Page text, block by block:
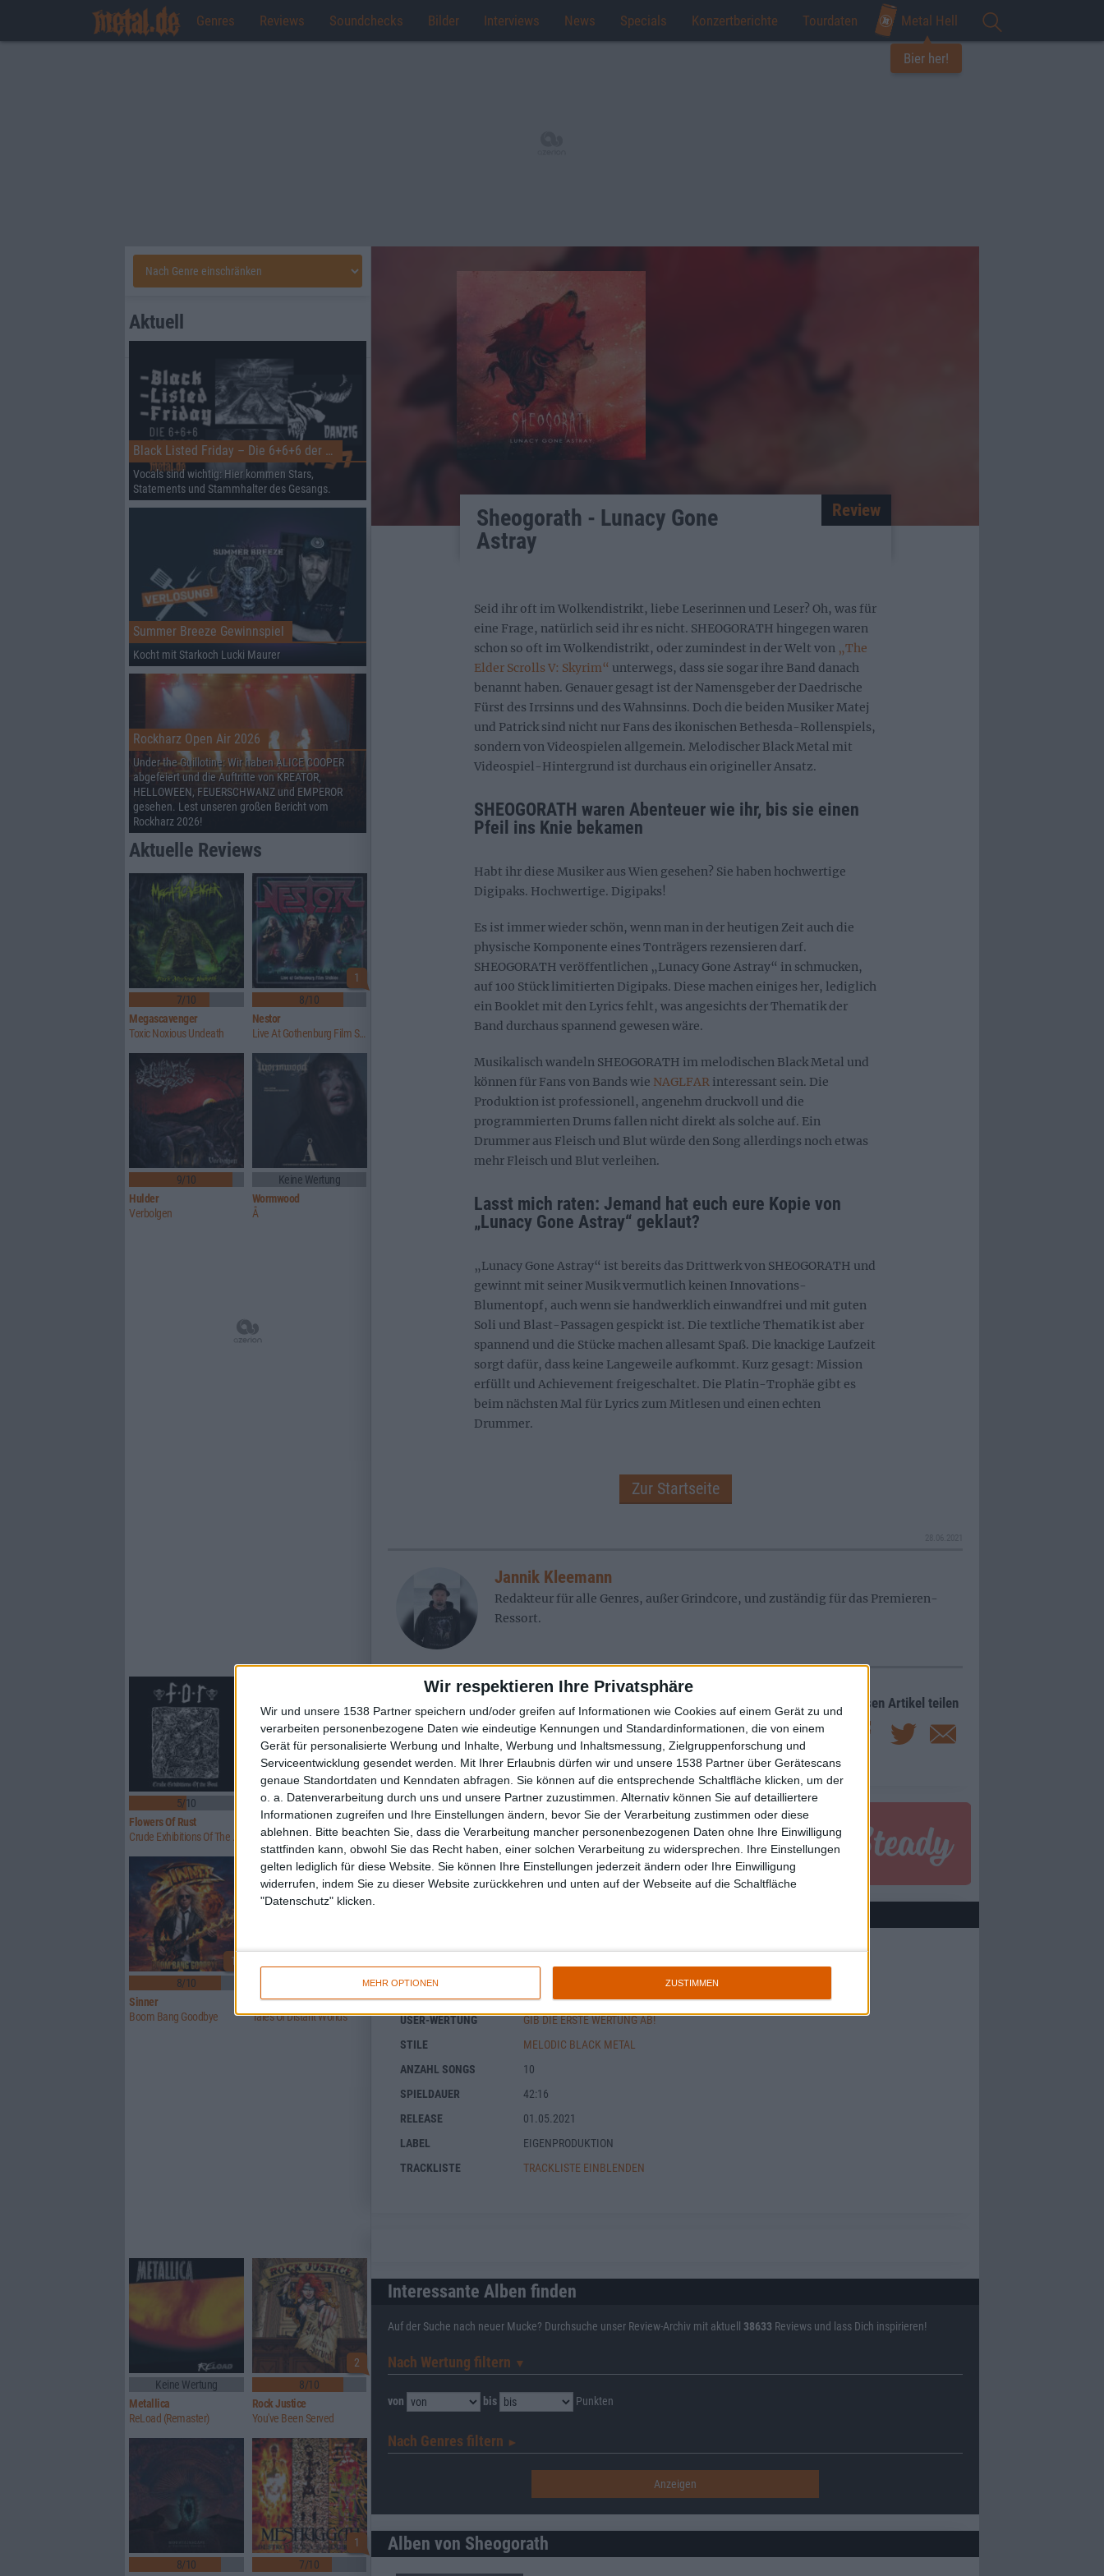
Wir respektieren Ihre Privatsphäre
Wir und unsere 1538 Partner speichern und/oder greifen auf Informationen wie Cookies auf einem Gerät zu und
verarbeiten personenbezogene Daten wie eindeutige Kennungen und Standardinformationen, die von einem
Gerät für personalisierte Werbung und Inhalte, Werbung und Inhaltsmessung, Zielgruppenforschung und
Serviceentwicklung gesendet werden.
Mit Ihrer Erlaubnis dürfen wir und unsere 1538 Partner über Gerätescans
genaue Standortdaten und Kenndaten abfragen. Sie können auf die entsprechende Schaltfläche klicken, um der
o. a. Datenverarbeitung durch uns und unsere Partner zuzustimmen. Alternativ können Sie auf detailliertere
Informationen zugreifen und Ihre Einstellungen ändern, bevor Sie der Verarbeitung zustimmen oder diese
ablehnen.
Bitte beachten Sie, dass die Verarbeitung mancher personenbezogenen Daten ohne Ihre Einwilligung
stattfinden kann, obwohl Sie das Recht haben, einer solchen Verarbeitung zu widersprechen. Ihre Einstellungen
gelten lediglich für diese Website. Sie können Ihre Einstellungen jederzeit ändern oder Ihre Einwilligung
widerrufen, indem Sie zu dieser Website zurückkehren und unten auf der Webseite auf die Schaltfläche
"Datenschutz" klicken.
MEHR OPTIONEN ZUSTIMMEN
Genres Reviews Soundchecks Bilder Interviews News Specials Konzertberichte Tourdaten Metal Hell
Bier her!
Sheogorath - Lunacy Gone
Astray
Review
Seid ihr oft im Wolkendistrikt, liebe Leserinnen und Leser? Oh, was für
eine Frage, natürlich seid ihr es nicht. SHEOGORATH hingegen waren
schon so oft im Wolkendistrikt, oder zumindest in der Welt von „The
Elder Scrolls V: Skyrim“ unterwegs, dass sie sogar ihre Band danach
benannt haben. Genauer gesagt ist der Namensgeber der Daedrische
Fürst des Irrsinns und des Wahnsinns. Doch die beiden Musiker Matej
und Patrick sind nicht nur Fans des ikonischen Bethesda-Rollenspiels,
sondern von Videospielen allgemein. Melodischer Black Metal mit
Videospiel-Hintergrund ist durchaus ein origineller Ansatz.
SHEOGORATH waren Abenteuer wie ihr, bis sie einen
Pfeil ins Knie bekamen
Habt ihr diese Musiker aus Wien gesehen? Sie haben hochwertige
Digipaks. Hochwertige. Digipaks!
Es ist immer wieder schön, wenn man in der heutigen Zeit auch die
physische Komponente eines Tonträgers rezensieren darf.
SHEOGORATH veröffentlichen „Lunacy Gone Astray“ in schmucken,
auf 100 Stück limitierten Digipaks. Diese machen einiges her, lediglich
ein Booklet mit den Lyrics fehlt, was angesichts der Thematik der
Band durchaus spannend gewesen wäre.
Musikalisch wandeln SHEOGORATH im melodischen Black Metal und
können für Fans von Bands wie NAGLFAR interessant sein. Die
Produktion ist professionell, angenehm druckvoll und die
programmierten Drums fallen nicht direkt als solche auf. Ein
Drummer aus Fleisch und Blut würde den Song allerdings noch etwas
mehr Fleisch und Blut verleihen.
Lasst mich raten: Jemand hat euch eure Kopie von
„Lunacy Gone Astray“ geklaut?
„Lunacy Gone Astray“ ist bereits das Drittwerk von SHEOGORATH und
gewinnt mit seiner Musik vermutlich keinen Innovations-
Blumentopf, auch wenn sie handwerklich einwandfrei und mit guten
Soli und Blast-Passagen gespickt ist. Die textliche Thematik ist aber
spannend und die Stücke machen allesamt Spaß. Die knackige Laufzeit
sorgt dafür, dass keine Langeweile aufkommt. Kurz gesagt: Mission
erfüllt und Achievement freigeschaltet. Die Platin-Trophäe gibt es
beim nächsten Mal für Lyrics zum Mitlesen und einen echten
Drummer.
Zur Startseite
Jannik Kleemann
Redakteur für alle Genres, außer Grindcore, und zuständig für das Premieren-
Ressort.
Newsletter abonnieren Diesen Artikel teilen
BAND SHEOGORATH
USER-WERTUNG
GIB DIE ERSTE WERTUNG AB!
STILE
MELODIC BLACK METAL
ANZAHL SONGS
10
SPIELDAUER
42:16
RELEASE
01.05.2021
LABEL
EIGENPRODUKTION
TRACKLISTE
TRACKLISTE EINBLENDEN
Interessante Alben finden
Auf der Suche nach neuer Mucke? Durchsuche unser Review-Archiv mit aktuell 38633 Reviews und lass Dich inspirieren!
Nach Wertung filtern ▼︎
von bis Punkten
Nach Genres filtern ►︎
Alben von Sheogorath
Aktuell
Black Listed Friday – Die 6+6+6 der Woche
Vocals sind wichtig: Hier kommen Stars,
Statements und Stammhalter des Gesangs.
Summer Breeze Gewinnspiel
Kocht mit Starkoch Lucki Maurer
Rockharz Open Air 2026
Under the Guillotine: Wir haben ALICE COOPER
abgefeiert und die Auftritte von KREATOR,
HELLOWEEN, FEUERSCHWANZ und EMPEROR
gesehen. Lest unseren großen Bericht vom
Rockharz 2026!
Aktuelle Reviews
7/10
Megascavenger
Toxic Noxious Undeath
1
8/10
Nestor
Live At Gothenburg Film Studios
9/10
Hulder
Verbolgen
Keine Wertung
Wormwood
Å
5/10
Flowers Of Rust
8/10
Xandria
Eclipse
1
8/10
Sinner
Boom Bang Goodbye
Crusade Of Bards
Tales Of Distant Worlds
Keine Wertung
Metallica
ReLoad (Remaster)
2
8/10
Rock Justice
You've Been Served
8/10
1
7/10